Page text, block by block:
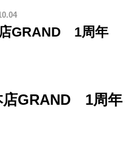
GRAND 1周年
GRAND 1周年